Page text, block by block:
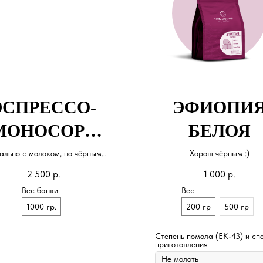
№6
с молоком, но чёрным
2 500 р.
Вес банки
1000 гр.
БЕЛОЯ
Хорош чёрным :)
1 000 р.
Вес
200 гр
500 гр
Степень помола (EK-43) и
приготовления